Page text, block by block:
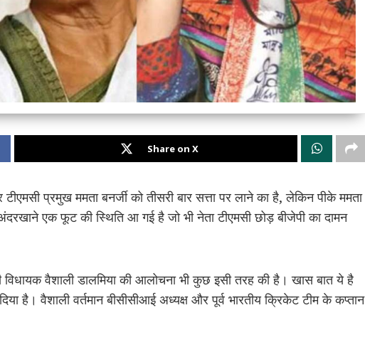
Share on X
प्रमुख ममता बनर्जी को तीसरी बार सत्ता पर लाने का है, लेकिन पीके ममता
एक फूट की स्थिति आ गई है जो भी नेता टीएमसी छोड़ बीजेपी का दामन
विधायक वैशाली डालमिया की आलोचना भी कुछ इसी तरह की है। खास बात ये है
है। वैशाली वर्तमान बीसीसीआई अध्यक्ष और पूर्व भारतीय क्रिकेट टीम के कप्तान